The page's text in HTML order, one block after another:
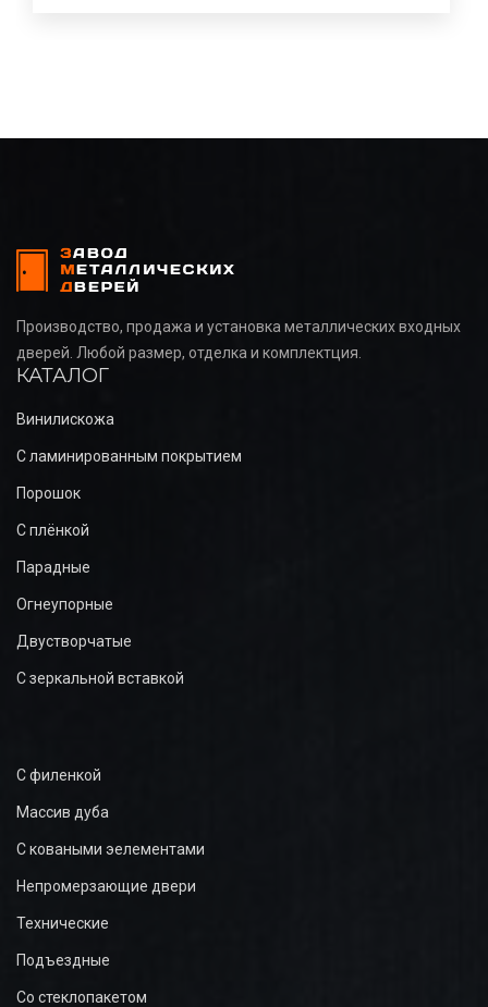
Производство, продажа и установка металлических входных
дверей. Любой размер, отделка и комплектция.
КАТАЛОГ
Винилискожа
С ламинированным покрытием
Порошок
С плёнкой
Парадные
Огнеупорные
Двустворчатые
С зеркальной вставкой
С филенкой
Массив дуба
С коваными эелементами
Непромерзающие двери
Технические
Подъездные
Со стеклопакетом